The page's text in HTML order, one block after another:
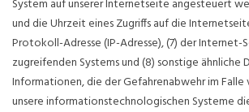
System auf unserer Internetseite angesteuert
und die Uhrzeit eines Zugriffs auf die
Protokoll-Adresse (IP-Adresse), (7) der Internet-
zugreifenden Systems und (8) sonstige ähnliche
Informationen, die der Gefahrenabwehr im Falle
unsere informationstechnologischen Systeme